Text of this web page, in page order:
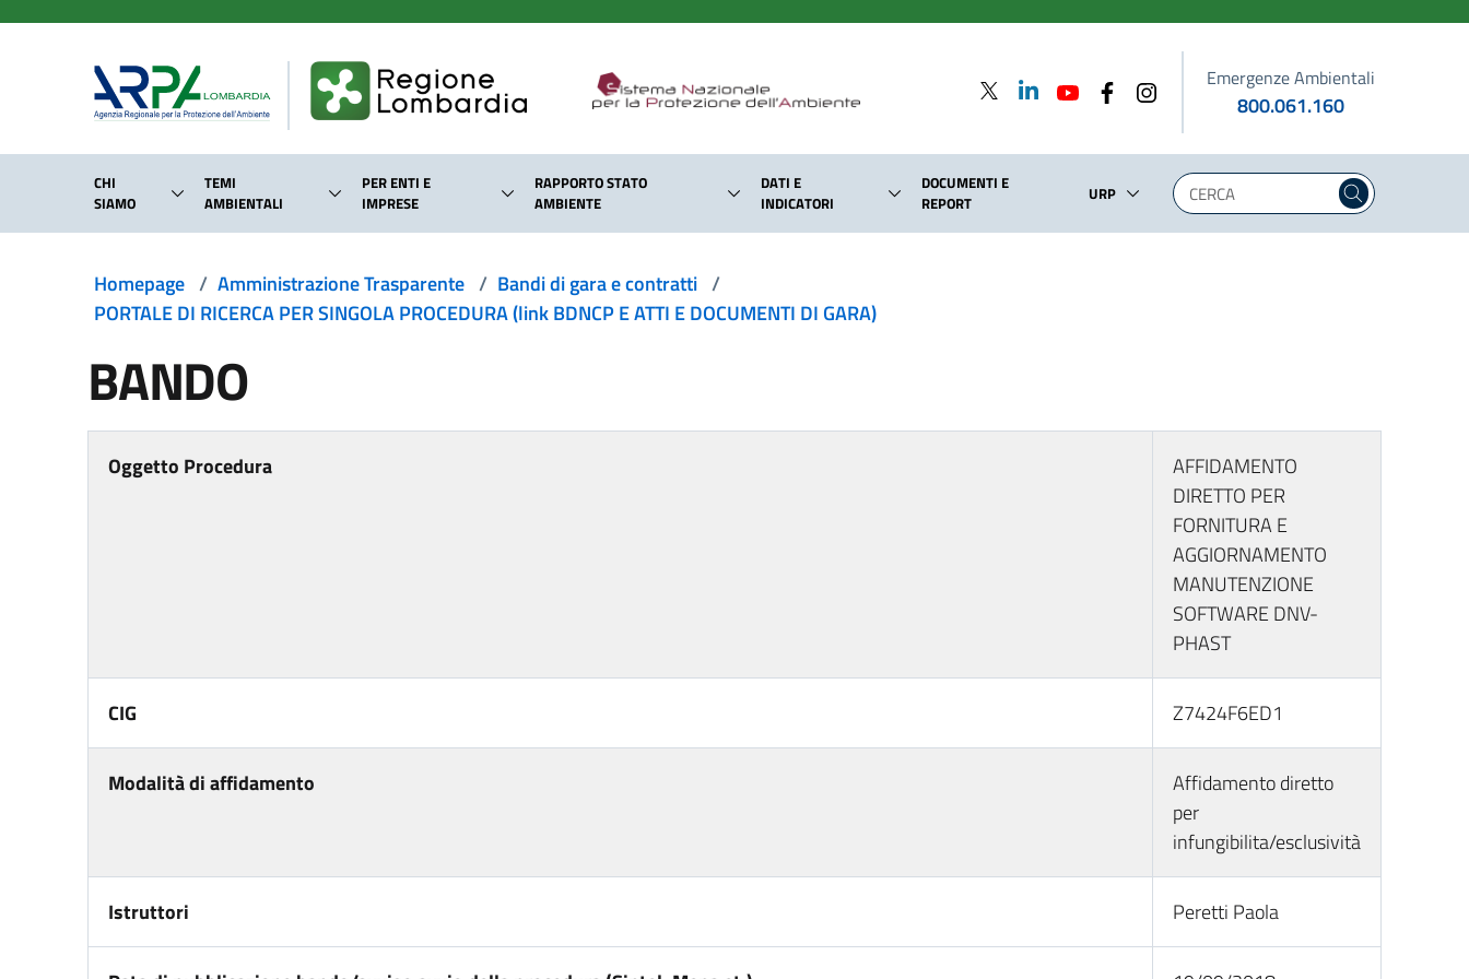
Emergenze Ambientali
800.061.160
CHI
SIAMO
TEMI
AMBIENTALI
PER ENTI E
IMPRESE
RAPPORTO STATO
AMBIENTE
DATI E
INDICATORI
DOCUMENTI E
REPORT
URP
Homepage / Amministrazione Trasparente / Bandi di gara e contratti /
PORTALE DI RICERCA PER SINGOLA PROCEDURA (link BDNCP E ATTI E DOCUMENTI DI GARA)
BANDO
Oggetto Procedura
AFFIDAMENTO
DIRETTO PER
FORNITURA E
AGGIORNAMENTO
MANUTENZIONE
SOFTWARE DNV-
PHAST
CIG Z7424F6ED1
Modalità di affidamento
Affidamento diretto
per
infungibilita/esclusività
Istruttori Peretti Paola